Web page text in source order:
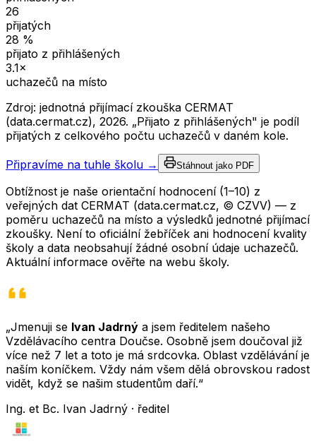
26
přijatých
28 %
přijato z přihlášených
3.1×
uchazečů na místo
Zdroj: jednotná přijímací zkouška CERMAT
(data.cermat.cz), 2026. „Přijato z přihlášených" je podíl
přijatých z celkového počtu uchazečů v daném kole.
Připravíme na tuhle školu → Stáhnout jako PDF
Obtížnost je naše orientační hodnocení (1–10) z
veřejných dat CERMAT (data.cermat.cz, © CZVV) — z
poměru uchazečů na místo a výsledků jednotné přijímací
zkoušky. Není to oficiální žebříček ani hodnocení kvality
školy a data neobsahují žádné osobní údaje uchazečů.
Aktuální informace ověřte na webu školy.
„Jmenuji se Ivan Jadrný a jsem ředitelem našeho
Vzdělávacího centra Doučse. Osobně jsem doučoval již
více než 7 let a toto je má srdcovka. Oblast vzdělávání je
naším koníčkem. Vždy nám všem dělá obrovskou radost
vidět, když se našim studentům daří.“
Ing. et Bc. Ivan Jadrný · ředitel